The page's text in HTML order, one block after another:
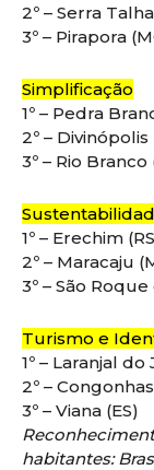
2º – Serra
3º – Pirapora
Simplificação
1º – Pedra
2º – Divinópolis
3º – Rio Branco
1º – Erechim
2º – Maracaju
3º – São
Turismo e
1º – Laranjal do
2º –
3º – Viana (ES)
habitantes: